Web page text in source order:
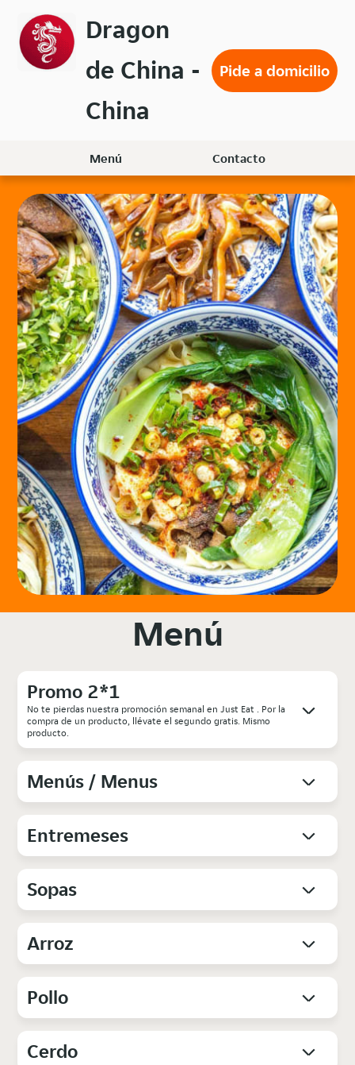
menú
principal
Dragon
de China -
China
Pide a domicilio
Menú Contacto
Menú
Promo 2*1
No te pierdas nuestra promoción semanal en Just Eat . Por la
compra de un producto, llévate el segundo gratis. Mismo
producto.
Menús / Menus
Entremeses
Sopas
Arroz
Pollo
Cerdo